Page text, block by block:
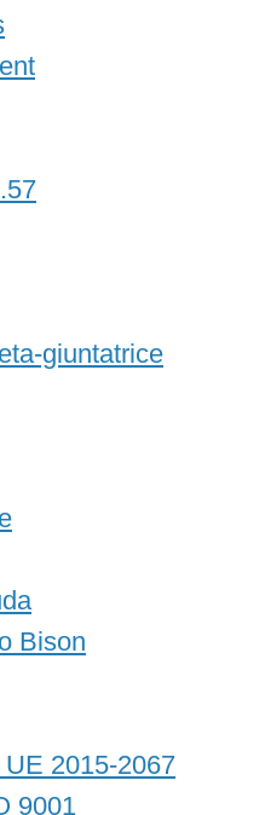
giuntatrice
Bison
2015-2067
9001